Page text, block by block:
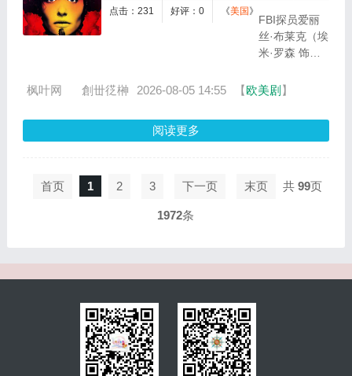
密黄昏
恋，昔日
恋人要变
妹。与此
点击：231 好评：0 《美国 》
FBI探员爱丽
丝·布莱克（埃
米·罗森 饰）
女性连环杀手
鲁 饰）。每一
开始动摇，谁
枫叶网 ゞ創丗徔榊 2026-08-05 14:55 【欧美剧 】
阅读更多
首页 1 2 3 下一页 末页 共99页
1972条